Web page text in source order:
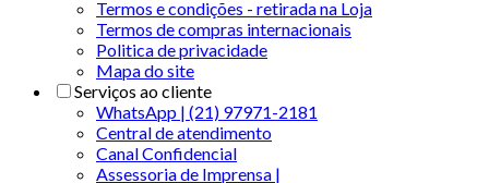
Termos e condições - retirada na Loja
Termos de compras internacionais
Politica de privacidade
Mapa do site
Serviços ao cliente
WhatsApp | (21) 97971-2181
Central de atendimento
Canal Confidencial
Assessoria de Imprensa |